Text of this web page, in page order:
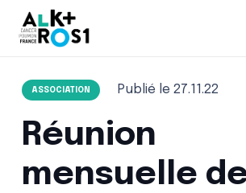
ASSOCIATION Publié le 27.11.22
Réunion
mensuelle